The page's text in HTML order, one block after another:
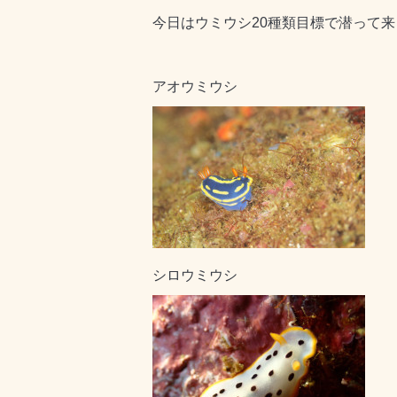
今日はウミウシ20種類目標で潜って来
アオウミウシ
シロウミウシ